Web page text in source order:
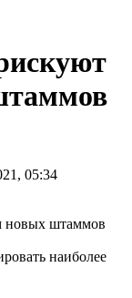
05:34
наиболее